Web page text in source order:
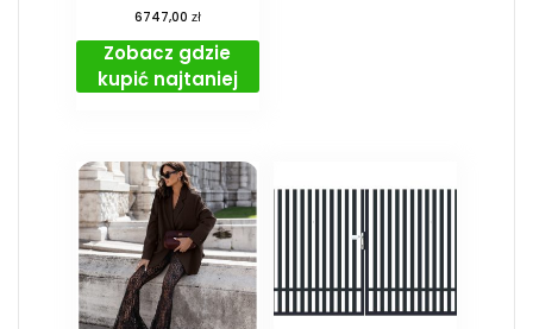
6747,00 zł
Zobacz gdzie
kupić najtaniej